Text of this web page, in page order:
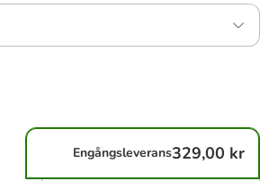
Engångsleverans329,00 kr